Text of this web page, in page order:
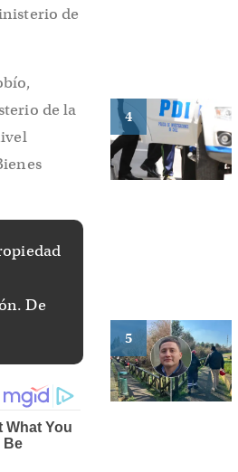
de
de la
De
4
5